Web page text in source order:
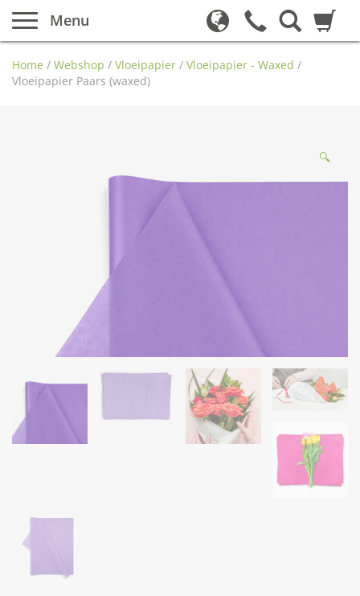
Menu
Home / Webshop / Vloeipapier / Vloeipapier - Waxed /
Vloeipapier Paars (waxed)
🔍